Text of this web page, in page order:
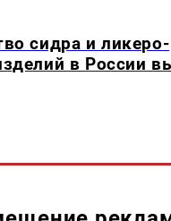
сидра и ликеро-
в России